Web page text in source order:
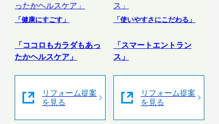
「健康にすごす」
「ココロもカラダもあっ
たかヘルスケア」
リフォーム提案
を見る
「使いやすさにこだわる」
「スマートエントラン
ス」
リフォーム提案
を見る